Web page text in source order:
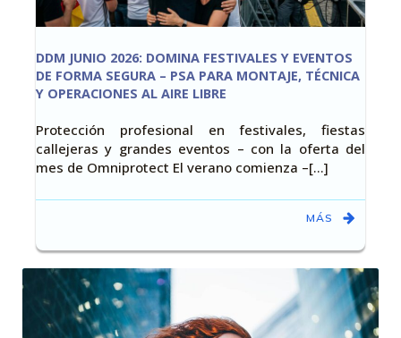
DDM JUNIO 2026: DOMINA FESTIVALES Y EVENTOS
DE FORMA SEGURA – PSA PARA MONTAJE, TÉCNICA
Y OPERACIONES AL AIRE LIBRE
Protección profesional en festivales, fiestas
callejeras y grandes eventos – con la oferta del
mes de Omniprotect El verano comienza –[…]
MÁS